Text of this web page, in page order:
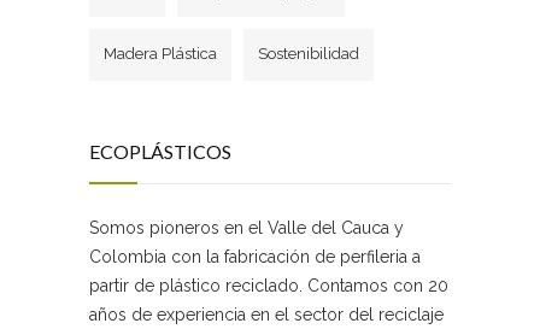
Madera Plástica Sostenibilidad
ECOPLÁSTICOS
Somos pioneros en el Valle del Cauca y
Colombia con la fabricación de perfileria a
partir de plástico reciclado. Contamos con 20
años de experiencia en el sector del reciclaje